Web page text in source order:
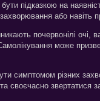
підказкою на
або навіть
почервонілі очі,
може
симптомом різних
своєчасно